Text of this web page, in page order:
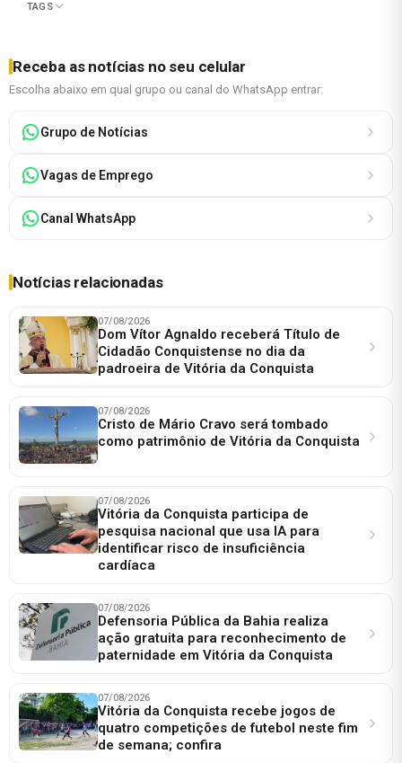
TAGS
Receba as notícias no seu celular
Escolha abaixo em qual grupo ou canal do WhatsApp entrar:
Grupo de Notícias
Vagas de Emprego
Canal WhatsApp
Notícias relacionadas
07/08/2026
Dom Vítor Agnaldo receberá Título de
Cidadão Conquistense no dia da
padroeira de Vitória da Conquista
07/08/2026
Cristo de Mário Cravo será tombado
como patrimônio de Vitória da Conquista
07/08/2026
Vitória da Conquista participa de
pesquisa nacional que usa IA para
identificar risco de insuficiência
cardíaca
07/08/2026
Defensoria Pública da Bahia realiza
ação gratuita para reconhecimento de
paternidade em Vitória da Conquista
07/08/2026
Vitória da Conquista recebe jogos de
quatro competições de futebol neste fim
de semana; confira